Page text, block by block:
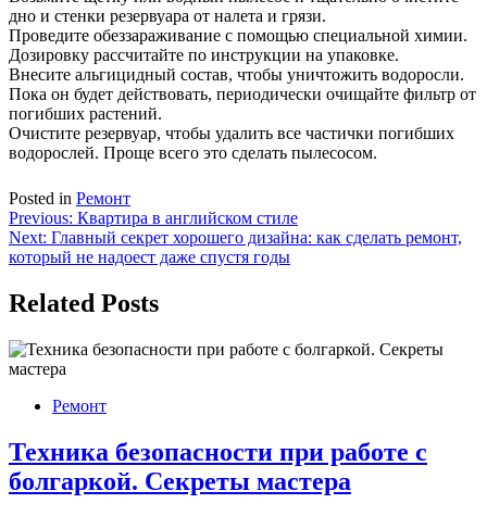
дно и стенки резервуара от налета и грязи.
Проведите обеззараживание с помощью специальной химии.
Дозировку рассчитайте по инструкции на упаковке.
Внесите альгицидный состав, чтобы уничтожить водоросли.
Пока он будет действовать, периодически очищайте фильтр от
погибших растений.
Очистите резервуар, чтобы удалить все частички погибших
водорослей. Проще всего это сделать пылесосом.
Posted in Ремонт
Навигация
по
Previous: Квартира в английском стиле
Next: Главный секрет хорошего дизайна: как сделать ремонт,
который не надоест даже спустя годы
Related Posts
Ремонт
Техника безопасности при работе с
болгаркой. Секреты мастера